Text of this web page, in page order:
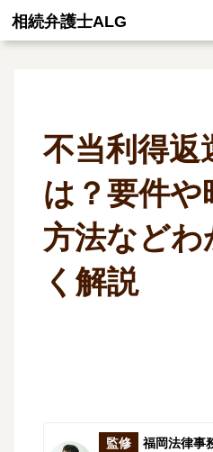
相続弁護士ALG
不当利得返
は？要件や
方法などわ
く解説
監修
福岡法律事